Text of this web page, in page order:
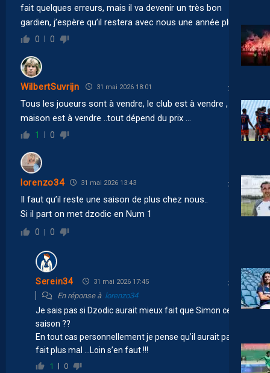
fait quelques erreurs, mais il va devenir un très bon
gardien, j’espère qu’il restera avec nous une année plus.
0 0
WilbertSuvrijn 31 mai 2026 18:01
Tous les joueurs sont à vendre, le club est à vendre , ma
maison est à vendre ..tout dépend du prix …
1 0
lorenzo34 31 mai 2026 13:43
Il faut qu’il reste une saison de plus chez nous..
Si il part on met dzodic en Num 1
0 0
Serein34 31 mai 2026 17:45
En réponse à lorenzo34
Je sais pas si Dzodic aurait mieux fait que Simon cette
saison ??
En tout cas personnellement je pense qu’il aurait pas
fait plus mal …Loin s’en faut !!!
1 0